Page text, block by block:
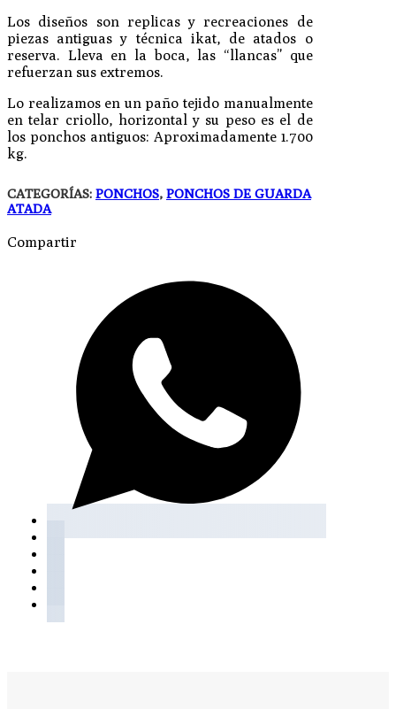
Los diseños son replicas y recreaciones de
piezas antiguas y técnica ikat, de atados o
reserva. Lleva en la boca, las “llancas” que
refuerzan sus extremos.
Lo realizamos en un paño tejido manualmente
en telar criollo, horizontal y su peso es el de
los ponchos antiguos: Aproximadamente 1.700
kg.
CATEGORÍAS: PONCHOS, PONCHOS DE GUARDA
ATADA
Compartir